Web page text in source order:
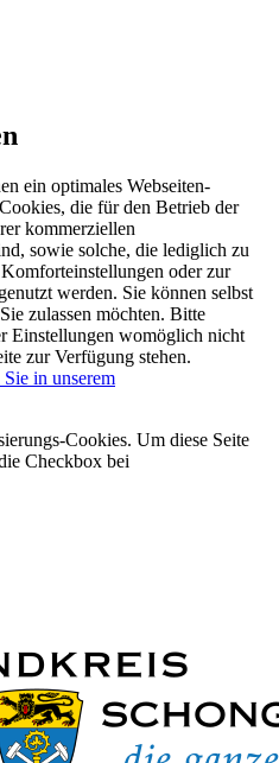
ein optimales Webseiten-
die für den Betrieb der
kommerziellen
sowie solche, die lediglich zu
oder zur
werden. Sie können selbst
zulassen möchten. Bitte
Einstellungen womöglich nicht
zur Verfügung stehen.
in unserem
Cookies. Um diese Seite
Checkbox bei